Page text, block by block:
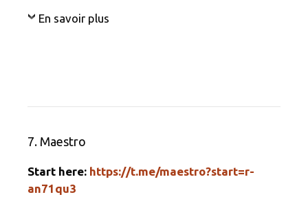
En savoir plus
7. Maestro
Start here: https://t.me/maestro?start=r-
an71qu3